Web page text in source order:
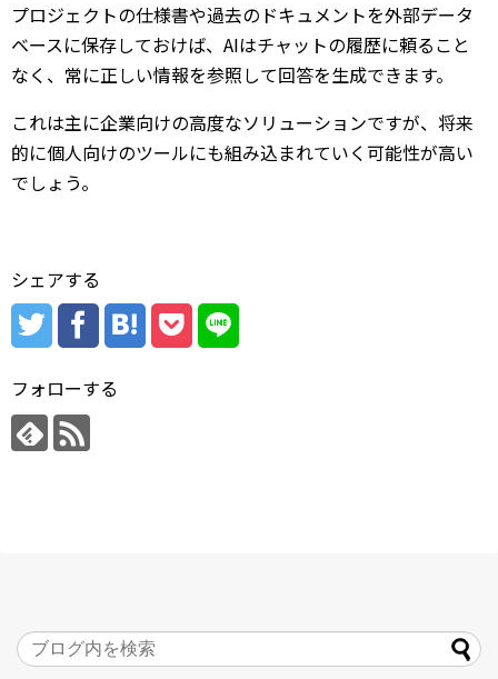
プロジェクトの仕様書や過去のドキュメントを外部データ
ベースに保存しておけば、AIはチャットの履歴に頼ること
なく、常に正しい情報を参照して回答を生成できます。
これは主に企業向けの高度なソリューションですが、将来
的に個人向けのツールにも組み込まれていく可能性が高い
でしょう。
シェアする
フォローする